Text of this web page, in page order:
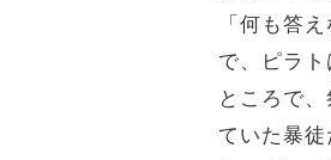
「何も答
で、ピラト
ところで
ていた暴徒